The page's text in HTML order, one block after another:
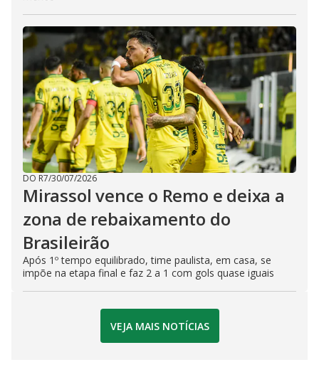
DO R7/30/07/2026
Mirassol vence o Remo e deixa a
zona de rebaixamento do
Brasileirão
Após 1º tempo equilibrado, time paulista, em casa, se
impõe na etapa final e faz 2 a 1 com gols quase iguais
VEJA MAIS NOTÍCIAS